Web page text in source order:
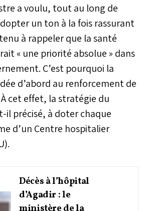
a voulu, tout au long de
un ton à la fois rassurant
à rappeler que la santé
« une priorité absolue » dans
C’est pourquoi la
d’abord au renforcement de
À cet effet, la stratégie du
il précisé, à doter chaque
d’un Centre hospitalier
Décès à l’hôpital
d’Agadir : le